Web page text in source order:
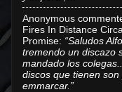
Anonymous
Fires In Distance
Promise: “Saludos
tremendo un discazo
mandado los
discos que tienen son
emmarcar.”